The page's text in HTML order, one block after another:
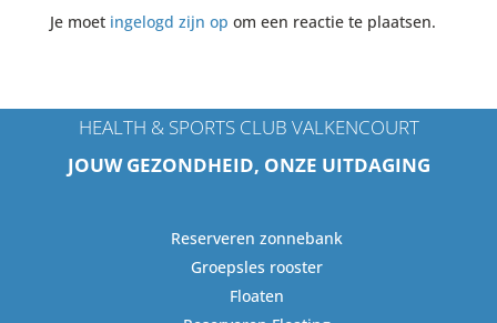
Je moet ingelogd zijn op om een reactie te plaatsen.
HEALTH & SPORTS CLUB VALKENCOURT
JOUW GEZONDHEID, ONZE UITDAGING
Reserveren zonnebank
Groepsles rooster
Floaten